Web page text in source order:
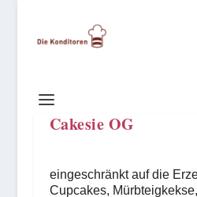
Cakesie OG
eingeschränkt auf die
Cupcakes,